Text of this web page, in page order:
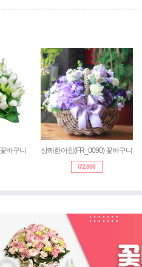
바구니 상쾌한아침(FR_0090) 꽃바구니
\72,000